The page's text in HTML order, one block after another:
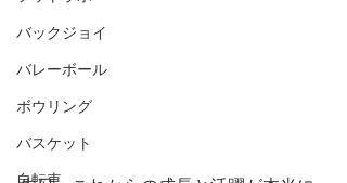
バックジョイ
バレーボール
ボウリング
バスケット